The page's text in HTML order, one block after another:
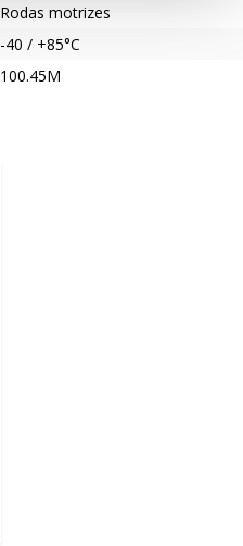
Rodas motrizes
-40 / +85°C
100.45M